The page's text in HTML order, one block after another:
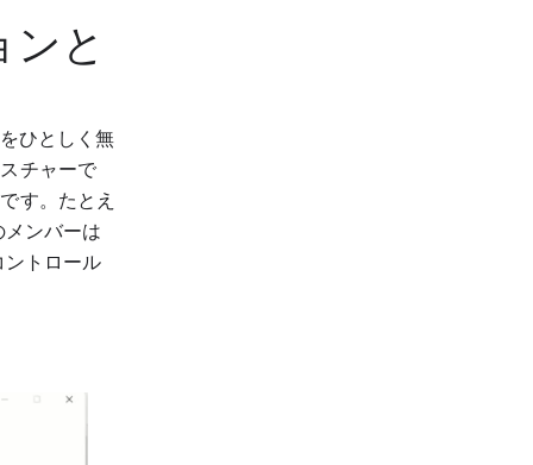
と
ひとしく無
チャーで
す。たとえ
ンバーは
トロール